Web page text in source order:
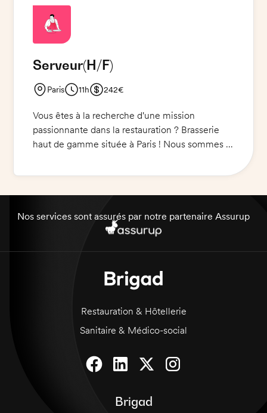
tablier.
Serveur(H/F)
Paris 11h 242€
Vous êtes à la recherche d'une mission
passionnante dans la restauration ? Brasserie
haut de gamme située à Paris ! Nous sommes à
nos équipes. Vous serez chargé d'accueillir et
et une excellente présentation est exigée. Le
poste est à pourvoir immédiatement.
Nos services sont assurés par notre partenaire Assurup
Restauration & Hôtellerie
Sanitaire & Médico-social
Brigad